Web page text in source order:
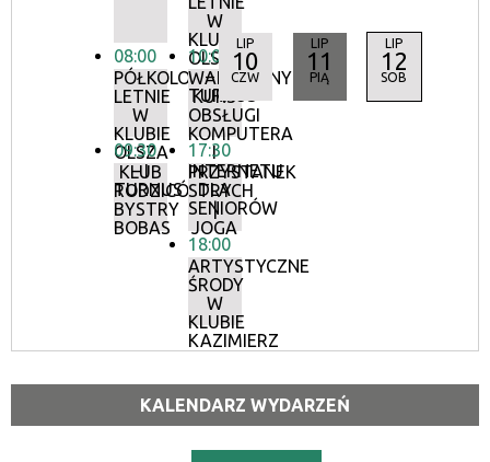
08:00
PÓŁKOLONIE
LETNIE
W
KLUBIE
OLSZA
– I
TURNUS
09:30
KLUB
RODZICÓW:
BYSTRY
BOBAS
W
KLUBIE
OLSZA
– I
TURNUS
10:00
WAKACYJNY
KURS
OBSŁUGI
KOMPUTERA
I
INTERNETU
DLA
SENIORÓW
17:30
PRZYSTANEK
STRYCH
|
JOGA
18:00
ARTYSTYCZNE
ŚRODY
W
KLUBIE
KAZIMIERZ
LIP
10
CZW
LIP
11
PIĄ
LIP
12
SOB
KALENDARZ WYDARZEŃ